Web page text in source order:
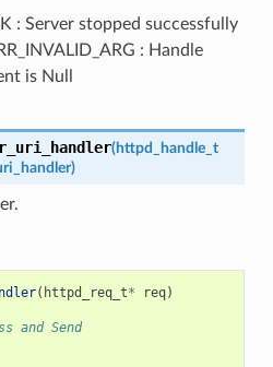
: Server stopped successfully
: Handle
is Null
(httpd_handle_t
)
( httpd_req_t* req)
and Send